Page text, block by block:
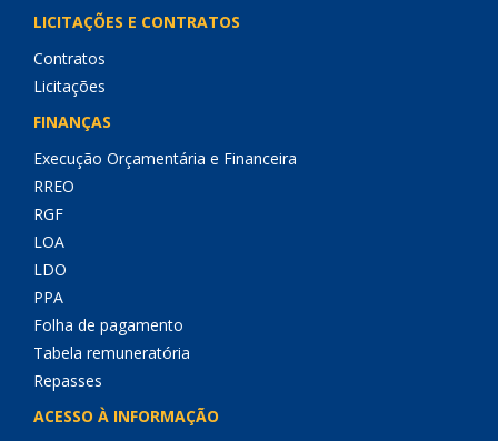
LICITAÇÕES E CONTRATOS
Contratos
Licitações
FINANÇAS
Execução Orçamentária e Financeira
RREO
RGF
LOA
LDO
PPA
Folha de pagamento
Tabela remuneratória
Repasses
ACESSO À INFORMAÇÃO